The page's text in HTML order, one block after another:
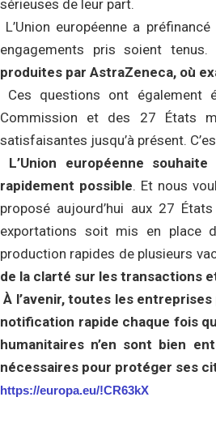
sérieuses de leur part.
L’Union européenne a
engagements pris soient tenus.
produites par AstraZeneca, où
Ces questions ont également
Commission et des 27 États
satisfaisantes jusqu’à présent.
L’Union européenne
rapidement possible. Et nous
proposé aujourd’hui aux 27
exportations soit mis en place
production rapides de plusieurs
de la clarté sur les transactions
À l’avenir, toutes les
notification rapide chaque fois
humanitaires n’en sont bien
nécessaires pour protéger ses
https://europa.eu/!CR63kX